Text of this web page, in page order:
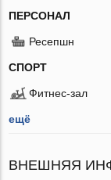
ПЕРСОНАЛ
Ресепшн
СПОРТ
Фитнес-зал
ещё
ВНЕШНЯЯ